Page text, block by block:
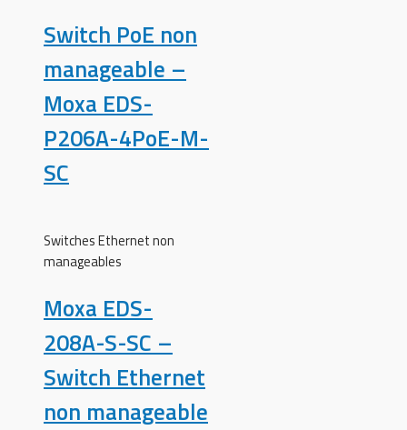
Switch PoE non
manageable –
Moxa EDS-
P206A-4PoE-M-
SC
Switches Ethernet non
manageables
Moxa EDS-
208A-S-SC –
Switch Ethernet
non manageable